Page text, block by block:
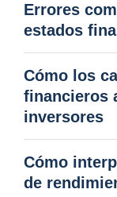
Errores
estados
Cómo los
financieros
inversores
Cómo
de